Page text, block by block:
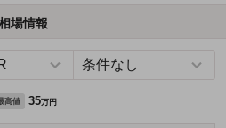
場情報
高値 35万円